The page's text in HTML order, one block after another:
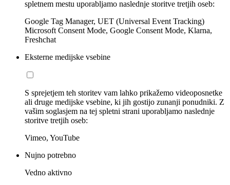
spletnem mestu uporabljamo naslednje storitve tretjih oseb:
Google Tag Manager, UET (Universal Event Tracking)
Microsoft Consent Mode, Google Consent Mode, Klarna,
Freshchat
Eksterne medijske vsebine
S sprejetjem teh storitev vam lahko prikažemo videoposnetke
ali druge medijske vsebine, ki jih gostijo zunanji ponudniki. Z
vašim soglasjem na tej spletni strani uporabljamo naslednje
storitve tretjih oseb:
Vimeo, YouTube
Nujno potrebno
Vedno aktivno